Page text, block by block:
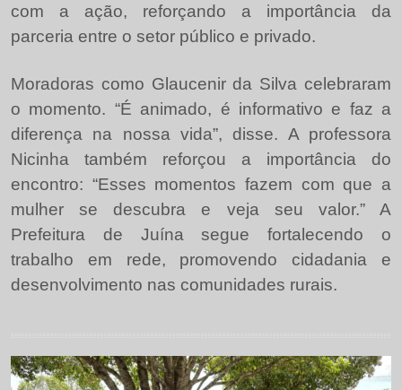
com a ação, reforçando a importância da
parceria entre o setor público e privado.
Moradoras como Glaucenir da Silva celebraram
o momento. “É animado, é informativo e faz a
diferença na nossa vida”, disse. A professora
Nicinha também reforçou a importância do
encontro: “Esses momentos fazem com que a
mulher se descubra e veja seu valor.” A
Prefeitura de Juína segue fortalecendo o
trabalho em rede, promovendo cidadania e
desenvolvimento nas comunidades rurais.